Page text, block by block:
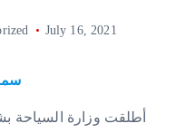
July 16, 2021
أطلقت وزارة السياحة